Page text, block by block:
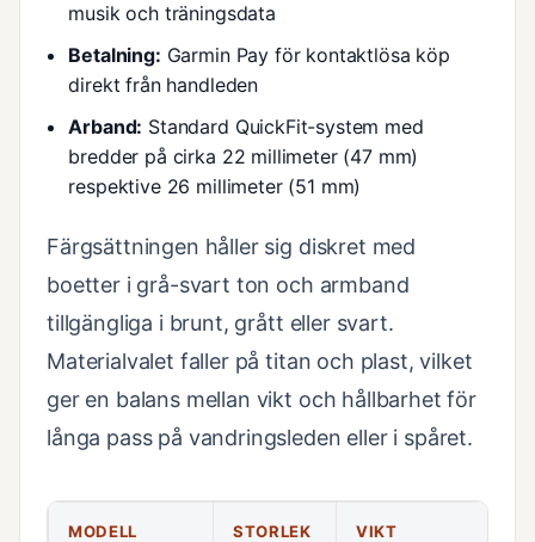
musik och träningsdata
Betalning: Garmin Pay för kontaktlösa köp
direkt från handleden
Arband: Standard QuickFit-system med
bredder på cirka 22 millimeter (47 mm)
respektive 26 millimeter (51 mm)
Färgsättningen håller sig diskret med
boetter i grå-svart ton och armband
tillgängliga i brunt, grått eller svart.
Materialvalet faller på titan och plast, vilket
ger en balans mellan vikt och hållbarhet för
långa pass på vandringsleden eller i spåret.
MODELL STORLEK VIKT